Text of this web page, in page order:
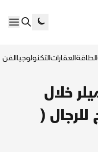
الطاقةالعقاراتالتكنولوجياالفن
خلال
للرجال (